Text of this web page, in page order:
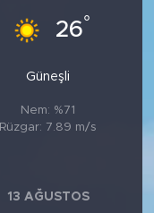
26°
Güneşli
Nem: %71
Rüzgar: 7.89 m/s
13 AĞUSTOS